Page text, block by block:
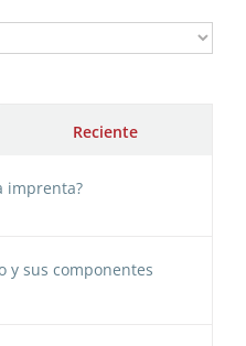
Reciente
imprenta?
y sus componentes